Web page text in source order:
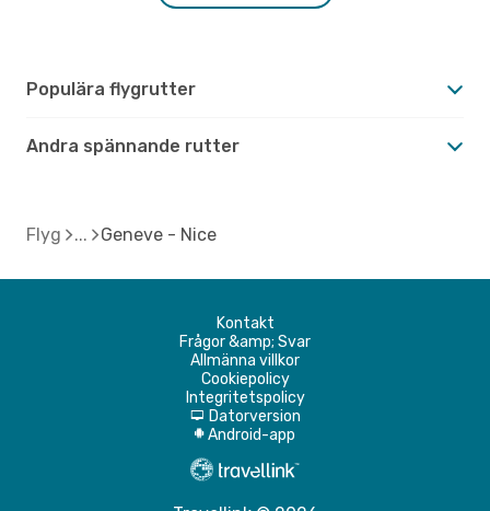
Populära flygrutter
Andra spännande rutter
Flyg Geneve - Nice
Kontakt
Frågor &amp; Svar
Allmänna villkor
Cookiepolicy
Integritetspolicy
d Datorversion
A Android-app